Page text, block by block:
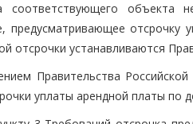
соответствующего объекта
предусматривающее отсрочку
отсрочки устанавливаются
Правительства
уплаты арендной платы по